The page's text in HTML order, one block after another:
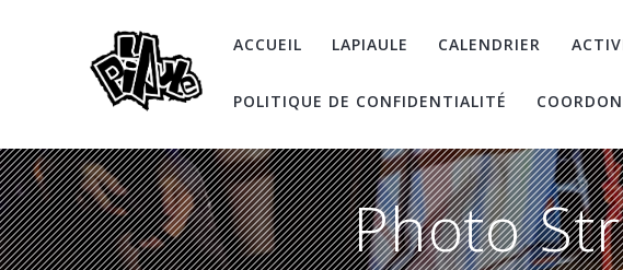
ACCUEIL LAPIAULE CALENDRIER
POLITIQUE DE CONFIDENTIALITÉ
Photo